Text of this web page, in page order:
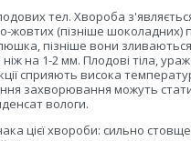
тел. Хвороба
жовтих (пізніше
пізніше вони
на 1-2 мм. Плодові тіла,
сприяють висока
захворювання можуть
вологи.
цієї хвороби: сильно